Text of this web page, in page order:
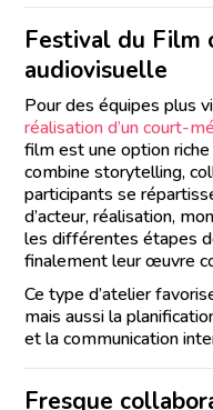
Festival du Film
audiovisuelle
Pour des équipes plus
réalisation d’un court-
film est une option
combine storytelling,
participants se
d’acteur, réalisation,
les différentes étapes
finalement leur œuvre
Ce type d’atelier
mais aussi la
et la communication
Fresque